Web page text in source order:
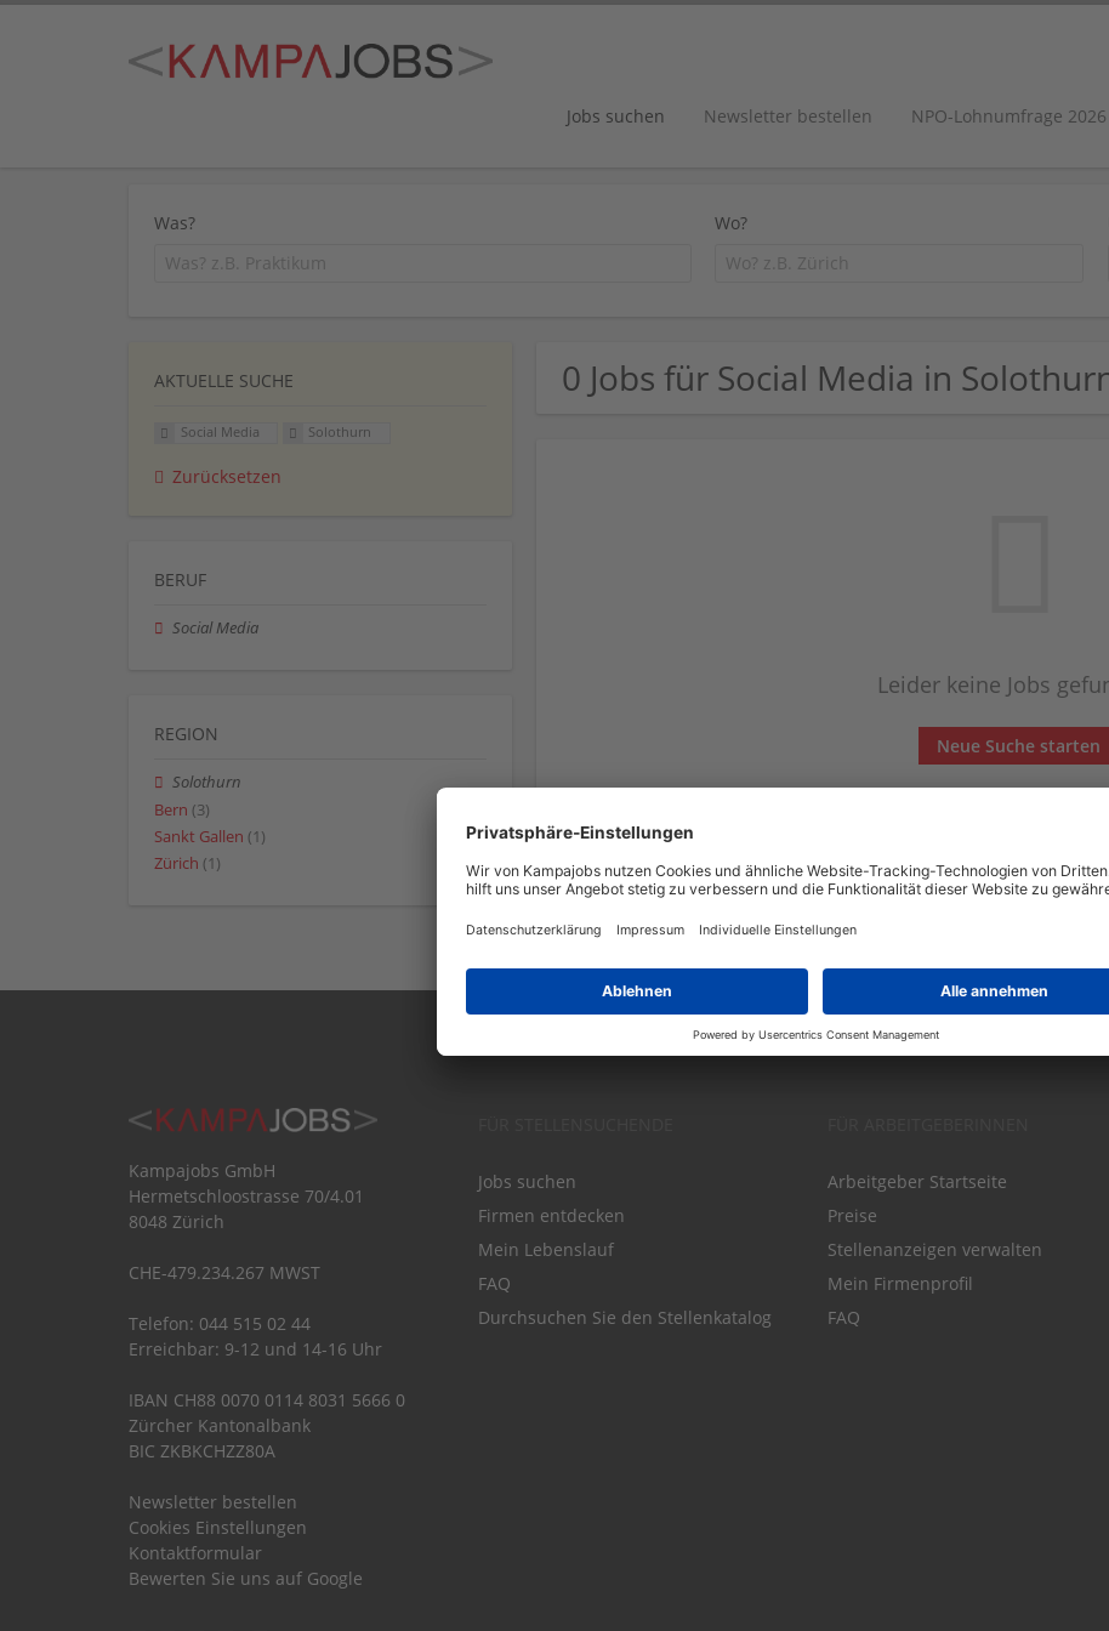
Jobs suchen Newsletter bestellen NPO-Lohnumfrage 2026
Was? Wo?
0 Jobs für Social Media in
Leider keine Jobs
Neue Suche starten
Automatisch neue Jobs per Email erhalten?
AKTUELLE SUCHE
Social Media Solothurn
Zurücksetzen
BERUF
Social Media
REGION
Solothurn
Bern (3)
Sankt Gallen (1)
Zürich (1)
Kampajobs GmbH
Hermetschloostrasse 70/4.01
8048 Zürich
CHE-479.234.267 MWST
Telefon: 044 515 02 44
Erreichbar: 9-12 und 14-16 Uhr
IBAN CH88 0070 0114 8031 5666 0
Zürcher Kantonalbank
BIC ZKBKCHZZ80A
Newsletter bestellen
Cookies Einstellungen
Kontaktformular
Bewerten Sie uns auf Google
Jobs suchen
Firmen entdecken
Mein Lebenslauf
FAQ
Durchsuchen Sie den Stellenkatalog
Arbeitgeber Startseite
Preise
Stellenanzeigen verwalten
Mein Firmenprofil
FAQ